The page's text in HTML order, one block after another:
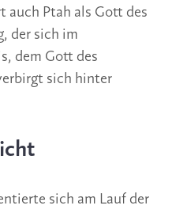
auch Ptah als Gott des
der sich im
dem Gott des
sich hinter
sich am Lauf der